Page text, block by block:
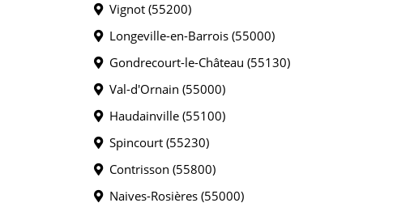
Vignot (55200)
Longeville-en-Barrois (55000)
Gondrecourt-le-Château (55130)
Val-d'Ornain (55000)
Haudainville (55100)
Spincourt (55230)
Contrisson (55800)
Naives-Rosières (55000)